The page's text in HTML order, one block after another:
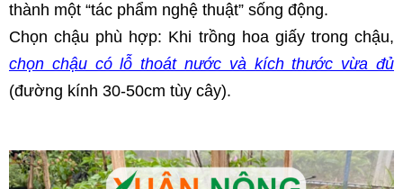
thành một “tác phẩm nghệ thuật” sống động.
chọn chậu có lỗ thoát nước và kích thước vừa đủ
(đường kính 30-50cm tùy cây).